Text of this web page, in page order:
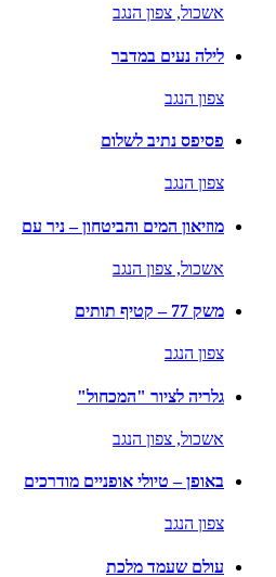
אשכול, צפון הנגב
לילה נעים במדבר
צפון הנגב
פסיפס נתיב לשלום
צפון הנגב
מוזיאון המים והביטחון – ניר עם
אשכול, צפון הנגב
משק 77 – קטיף תותים
צפון הנגב
גלריה לציור "המכחול"
אשכול, צפון הנגב
באופן – טיולי אופניים מודרכים
צפון הנגב
עולם שעמד מלכת